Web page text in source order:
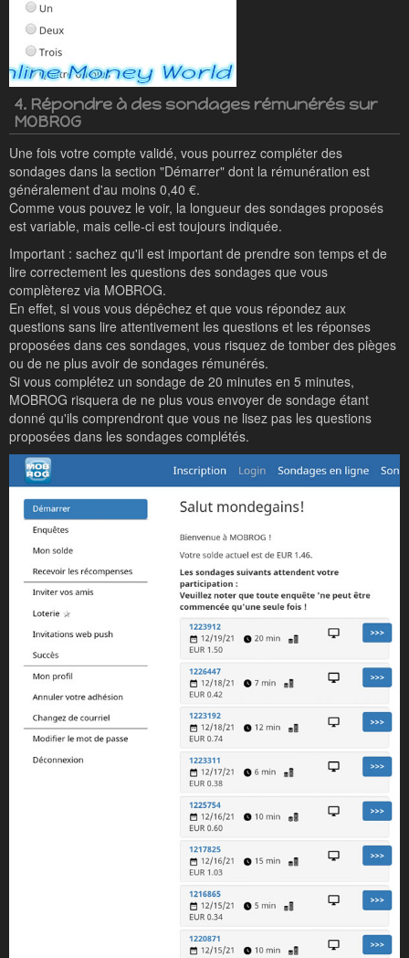
4. Répondre à des sondages rémunérés sur
MOBROG
Une fois votre compte validé, vous pourrez compléter des
sondages dans la section "Démarrer" dont la rémunération est
généralement d'au moins 0,40 €.
Comme vous pouvez le voir, la longueur des sondages proposés
est variable, mais celle-ci est toujours indiquée.
Important : sachez qu'il est important de prendre son temps et de
lire correctement les questions des sondages que vous
complèterez via MOBROG.
En effet, si vous vous dépêchez et que vous répondez aux
questions sans lire attentivement les questions et les réponses
proposées dans ces sondages, vous risquez de tomber des pièges
ou de ne plus avoir de sondages rémunérés.
Si vous complétez un sondage de 20 minutes en 5 minutes,
MOBROG risquera de ne plus vous envoyer de sondage étant
donné qu'ils comprendront que vous ne lisez pas les questions
proposées dans les sondages complétés.